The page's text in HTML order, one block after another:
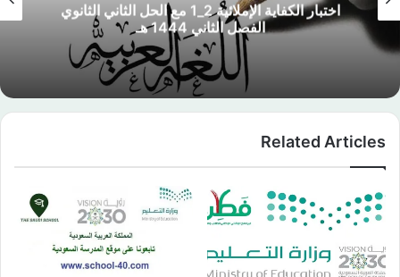
اختبار الكفاية الإملائية 2_1 مع الحل الثاني الثانوي
الفصل الثاني 1444 هـ
Related Articles